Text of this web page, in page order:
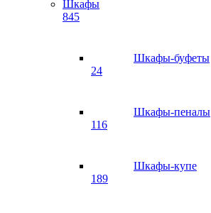
Шкафы
845
Шкафы-буфеты
24
Шкафы-пеналы
116
Шкафы-купе
189